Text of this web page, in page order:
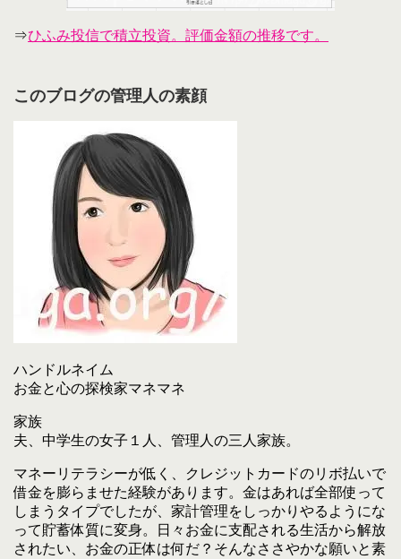
⇒ひふみ投信で積立投資。評価金額の推移です。
このブログの管理人の素顔
ハンドルネイム
お金と心の探検家マネマネ
家族
夫、中学生の女子１人、管理人の三人家族。
マネーリテラシーが低く、クレジットカードのリボ払いで
借金を膨らませた経験があります。金はあれば全部使って
しまうタイプでしたが、家計管理をしっかりやるようにな
って貯蓄体質に変身。日々お金に支配される生活から解放
されたい、お金の正体は何だ？そんなささやかな願いと素